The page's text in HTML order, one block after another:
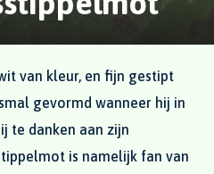
van kleur, en fijn gestipt
gevormd wanneer hij in
te danken aan zijn
is namelijk fan van